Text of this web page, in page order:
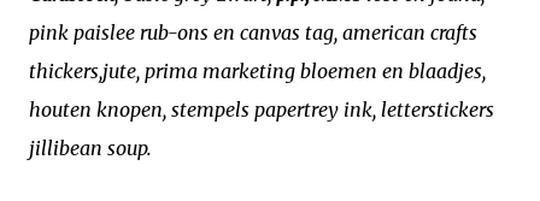
pink paislee rub-ons en canvas tag, american crafts
thickers,jute, prima marketing bloemen en blaadjes,
houten knopen, stempels papertrey ink, letterstickers
jillibean soup.